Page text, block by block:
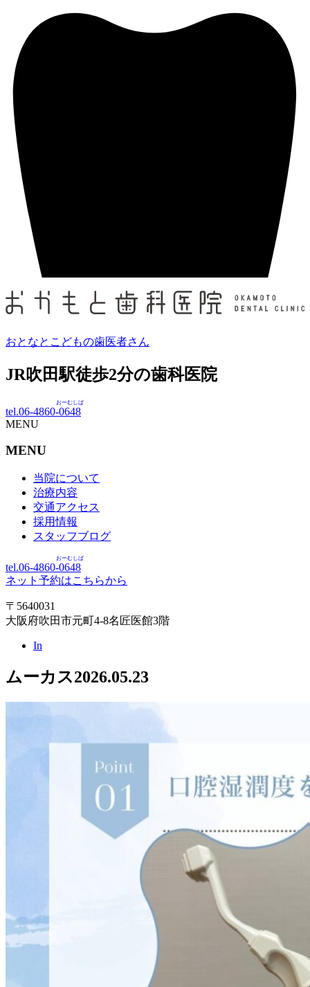
おとなとこどもの歯医者さん
JR吹田駅徒歩2分の歯科医院
tel.06-4860-0648
おーむしば
MENU
MENU
当院について
治療内容
交通アクセス
採用情報
スタッフブログ
tel.06-4860-0648
おーむしば
ネット予約はこちらから
〒5640031
大阪府吹田市元町4-8名匠医館3階
In
ムーカス2026.05.23